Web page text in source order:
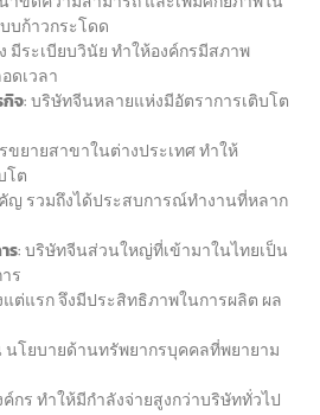
บก้าวกระโดด
มีระเบียบวินัย ทำให้องค์กรมีสภาพ
ดเวลา
กิจ: บริษัทจีนหลายแห่งมีอัตราการเติบโต
ขยายสาขาในต่างประเทศ ทำให้
โต
ญ รวมถึงได้ประสบการณ์ทำงานที่หลาก
ร: บริษัทจีนส่วนใหญ่ที่เข้ามาในไทยเป็น
ร
ต่แรก จึงมีประสิทธิภาพในการผลิต ผล
นโยบายด้านทรัพยากรบุคคลที่พยายาม
กร ทำให้มีกำลังจ่ายสูงกว่าบริษัททั่วไป